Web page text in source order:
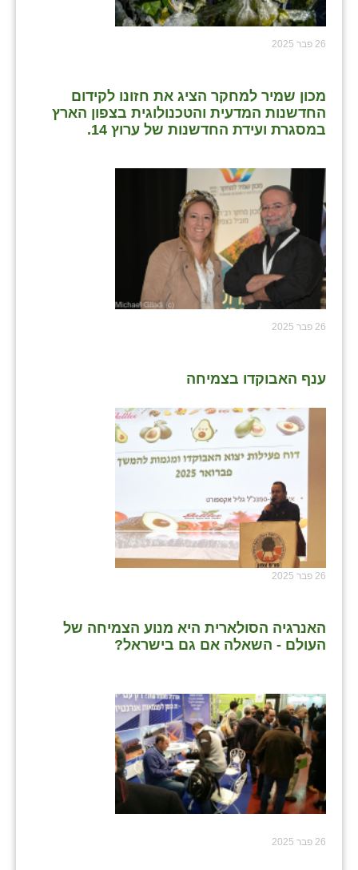
26 פבר 2025
מכון שמיר למחקר הציג את חזונו לקידום
החדשנות המדעית והטכנולוגית בצפון הארץ
במסגרת ועידת החדשנות של ערוץ 14.
26 פבר 2025
ענף האבוקדו בצמיחה
26 פבר 2025
האנרגיה הסולארית היא מנוע הצמיחה של
העולם - השאלה אם גם בישראל?
26 פבר 2025